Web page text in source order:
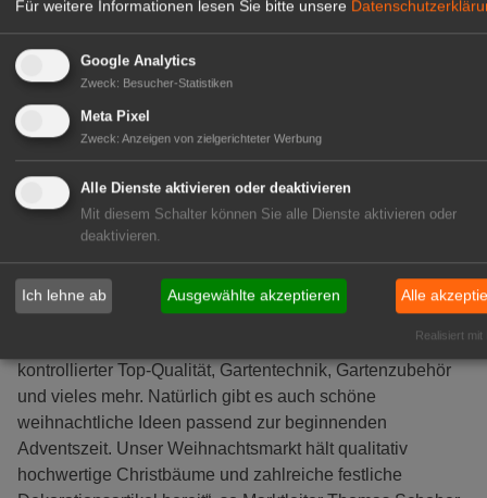
Grazerstraße 26 im Fokus. Der großzügige und helle Markt
bietet mehr als60.000 Artikelrund ums Bauen,
Renovieren und Gestalten. Zu den Highlights gehören die
Sanitär-Ausstellung sowie die Bauelemente-Präsentation
rund um Fenster und Türen. Die Abteilung mit Werkzeugen
und Maschinen und das Sortiment mit Arbeitskleidung
decken jeden Heimwerker- und Handwerkerbedarf ab. In
der Farbenabteilung können sich die Kunden inspirieren
lassen und den individuellen Wunschfarbton anmischen
lassen. Der Markt zeigt ein großes Angebot an
Bodenbelägen von Vinyl über Parkett und Laminat bis hin
zu Fliesen. Hobbygärtner und Pflanzenfreunde
kommen
imweitläufigen Gartenmarktvoll auf ihre Kosten. „Im
kontrollierter Top-Qualität, Gartentechnik, Gartenzubehör
und vieles mehr. Natürlich gibt es auch schöne
weihnachtliche Ideen passend zur beginnenden
Adventszeit. Unser Weihnachtsmarkt hält qualitativ
hochwertige Christbäume und zahlreiche festliche
Für weitere Informationen lesen Sie bitte unsere
Google Analytics
Zweck: Besucher-Statistiken
Meta Pixel
Zweck: Anzeigen von zielgerichteter Werbung
Alle Dienste aktivieren oder deaktivieren
Mit diesem Schalter können Sie alle Dienste aktivieren oder
deaktivieren.
Ich lehne ab Ausgewählte akzeptieren Alle
Realisiert mit